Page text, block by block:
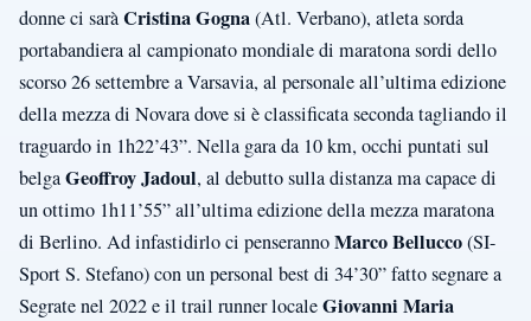
donne ci saràCristina Gogna(Atl. Verbano), atleta sorda
portabandiera al campionato mondiale di maratona sordi dello
scorso 26 settembre a Varsavia, al personale all’ultima edizione
della mezza di Novara dove si è classificata seconda tagliando il
traguardo in 1h22’43”. Nella gara da 10 km, occhi puntati sul
belgaGeoffroy Jadoul, al debutto sulla distanza ma capace di
un ottimo 1h11’55” all’ultima edizione della mezza maratona
di Berlino. Ad infastidirlo ci penserannoMarco Bellucco(SI-
Sport S. Stefano) con un personal best di 34’30” fatto segnare a
Segrate nel 2022 e il trail runner localeGiovanni Maria